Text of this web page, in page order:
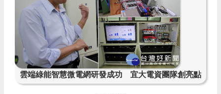
雲端綠能智慧微電網研發成功 宜大電資團隊創亮點